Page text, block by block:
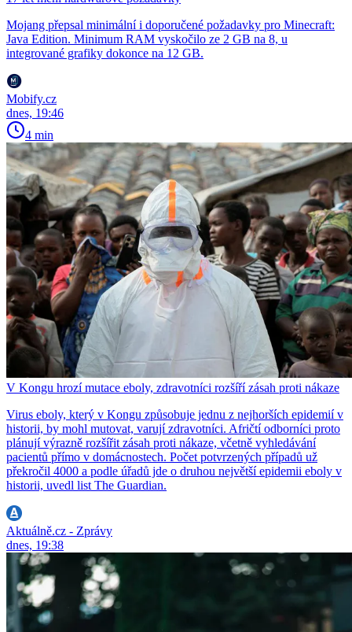
Mojang přepsal minimální i doporučené požadavky pro Minecraft:
Java Edition. Minimum RAM vyskočilo ze 2 GB na 8, u
integrované grafiky dokonce na 12 GB.
Mobify.cz
dnes, 19:46
4 min
V Kongu hrozí mutace eboly, zdravotníci rozšíří zásah proti nákaze
Virus eboly, který v Kongu způsobuje jednu z nejhorších epidemií v
historii, by mohl mutovat, varují zdravotníci. Afričtí odborníci proto
plánují výrazně rozšířit zásah proti nákaze, včetně vyhledávání
pacientů přímo v domácnostech. Počet potvrzených případů už
překročil 4000 a podle úřadů jde o druhou největší epidemii eboly v
historii, uvedl list The Guardian.
Aktuálně.cz - Zprávy
dnes, 19:38